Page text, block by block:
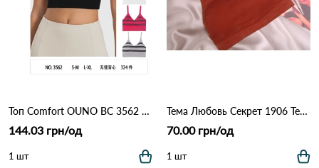
Топ Comfort OUNO BC 3562 Различные цвета
144.03 грн/од
1 шт
Тема Любовь Секрет 1906 Терракота
70.00 грн/од
1 шт